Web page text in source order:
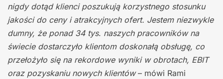
nigdy dotąd klienci poszukują korzystnego stosunku
jakości do ceny i atrakcyjnych ofert. Jestem niezwykle
dumny, że ponad 34 tys. naszych pracowników na
świecie dostarczyło klientom doskonałą obsługę, co
przełożyło się na rekordowe wyniki w obrotach, EBIT
oraz pozyskaniu nowych klientów– mówi Rami